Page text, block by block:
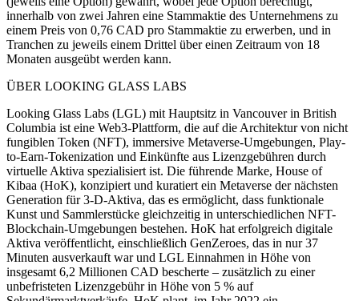
innerhalb von zwei Jahren eine Stammaktie des Unternehmens zu
einem Preis von 0,76 CAD pro Stammaktie zu erwerben, und in
Tranchen zu jeweils einem Drittel über einen Zeitraum von 18
Monaten ausgeübt werden kann.
ÜBER LOOKING GLASS LABS
Looking Glass Labs (LGL) mit Hauptsitz in Vancouver in British
Columbia ist eine Web3-Plattform, die auf die Architektur von nicht
fungiblen Token (NFT), immersive Metaverse-Umgebungen, Play-
to-Earn-Tokenization und Einkünfte aus Lizenzgebühren durch
virtuelle Aktiva spezialisiert ist. Die führende Marke, House of
Kibaa (HoK), konzipiert und kuratiert ein Metaverse der nächsten
Generation für 3-D-Aktiva, das es ermöglicht, dass funktionale
Kunst und Sammlerstücke gleichzeitig in unterschiedlichen NFT-
Blockchain-Umgebungen bestehen. HoK hat erfolgreich digitale
Aktiva veröffentlicht, einschließlich GenZeroes, das in nur 37
Minuten ausverkauft war und LGL Einnahmen in Höhe von
insgesamt 6,2 Millionen CAD bescherte – zusätzlich zu einer
unbefristeten Lizenzgebühr in Höhe von 5 % auf